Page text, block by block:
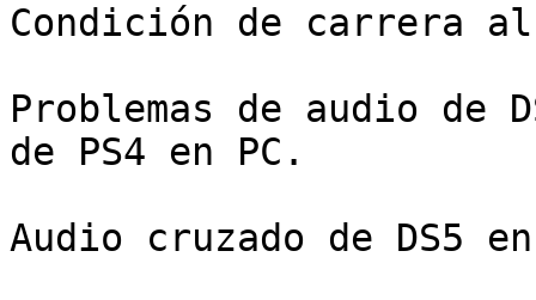
Condición de carrera
Problemas de audio de
de PS4 en PC.
Audio cruzado de DS5